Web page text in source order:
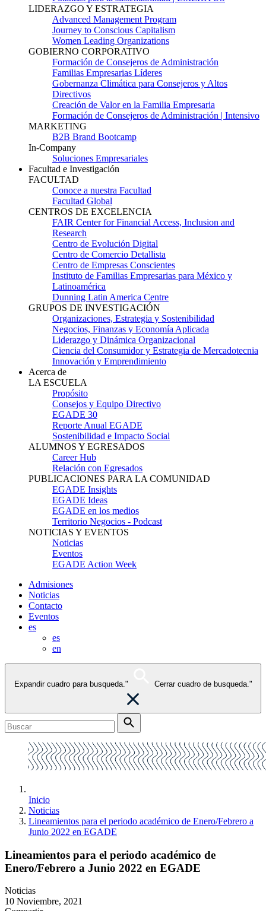
LIDERAZGO Y ESTRATEGIA
Advanced Management Program
Journey to Conscious Capitalism
Women Leading Organizations
GOBIERNO CORPORATIVO
Formación de Consejeros de Administración
Familias Empresarias Líderes
Gobernanza Climática para Consejeros y Altos
Directivos
Creación de Valor en la Familia Empresaria
Formación de Consejeros de Administración | Intensivo
MARKETING
B2B Brand Bootcamp
In-Company
Soluciones Empresariales
Facultad e Investigación
FACULTAD
Conoce a nuestra Facultad
Facultad Global
CENTROS DE EXCELENCIA
FAIR Center for Financial Access, Inclusion and
Research
Centro de Evolución Digital
Centro de Comercio Detallista
Centro de Empresas Conscientes
Instituto de Familias Empresarias para México y
Latinoamérica
Dunning Latin America Centre
GRUPOS DE INVESTIGACIÓN
Organizaciones, Estrategia y Sostenibilidad
Negocios, Finanzas y Economía Aplicada
Liderazgo y Dinámica Organizacional
Ciencia del Consumidor y Estrategia de Mercadotecnia
Innovación y Emprendimiento
Acerca de
LA ESCUELA
Propósito
Consejos y Equipo Directivo
EGADE 30
Reporte Anual EGADE
Sostenibilidad e Impacto Social
ALUMNOS Y EGRESADOS
Career Hub
Relación con Egresados
PUBLICACIONES PARA LA COMUNIDAD
EGADE Insights
EGADE Ideas
EGADE en los medios
Territorio Negocios - Podcast
NOTICIAS Y EVENTOS
Noticias
Eventos
EGADE Action Week
Admisiones
Noticias
Contacto
Eventos
es
es
en
Expandir cuadro para busqueda." Cerrar cuadro de busqueda."
Inicio
Noticias
Lineamientos para el periodo académico de Enero/Febrero a
Junio 2022 en EGADE
Lineamientos para el periodo académico de
Enero/Febrero a Junio 2022 en EGADE
Noticias
10 Noviembre, 2021